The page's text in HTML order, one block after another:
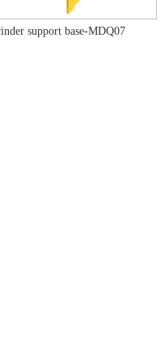
support base-MDQ07